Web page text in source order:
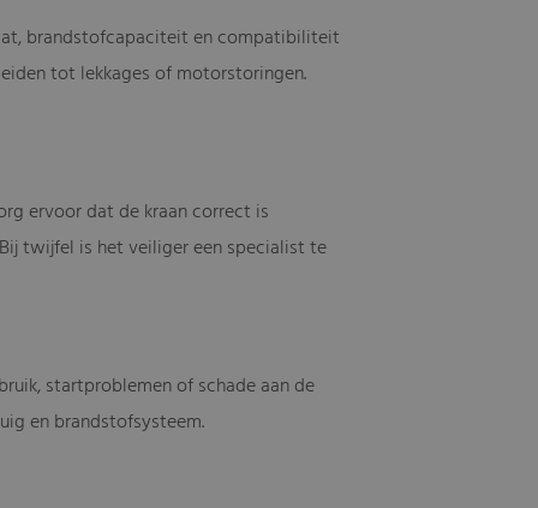
brandstofcapaciteit en compatibiliteit
tot lekkages of motorstoringen.
ervoor dat de kraan correct is
twijfel is het veiliger een specialist te
startproblemen of schade aan de
en brandstofsysteem.